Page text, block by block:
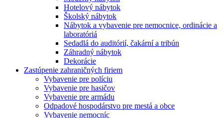
Hotelový nábytok
Školský nábytok
Nábytok a vybavenie pre nemocnice, ordinácie a
laboratóriá
Sedadlá do auditórií, čakární a tribún
Záhradný nábytok
Dekorácie
Zastúpenie zahraničných firiem
Vybavenie pre políciu
Vybavenie pre hasičov
Vybavenie pre armádu
Odpadové hospodárstvo pre mestá a obce
Vybavenie nemocníc